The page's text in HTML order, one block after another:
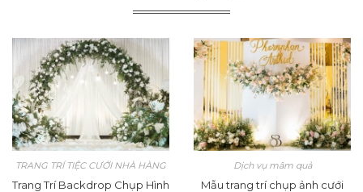
TRANG TRÍ TIỆC CƯỚI NHÀ HÀNG
Trang Trí Backdrop Chụp Hình
Dịch vụ mâm quả
Mẫu trang trí chụp ảnh cưới